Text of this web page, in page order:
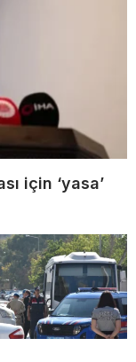
için ‘yasa’